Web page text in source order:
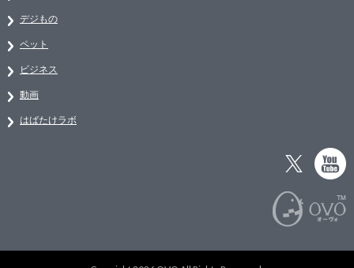
デジもの
ペット
ビジネス
動画
はばたけラボ